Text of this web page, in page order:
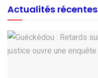
Actualités récentes